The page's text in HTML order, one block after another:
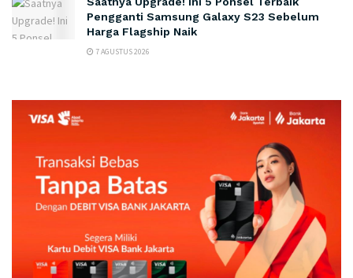
Pengganti Samsung Galaxy S23 Sebelum
Harga Flagship Naik
7 AGUSTUS 2026